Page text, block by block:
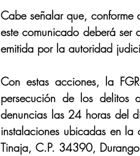
Cabe señalar que,
este comunicado deberá ser
emitida por la autoridad
Con estas acciones, la
persecución de los delitos
denuncias las 24 horas del
instalaciones ubicadas en la
Tinaja, C.P. 34390,